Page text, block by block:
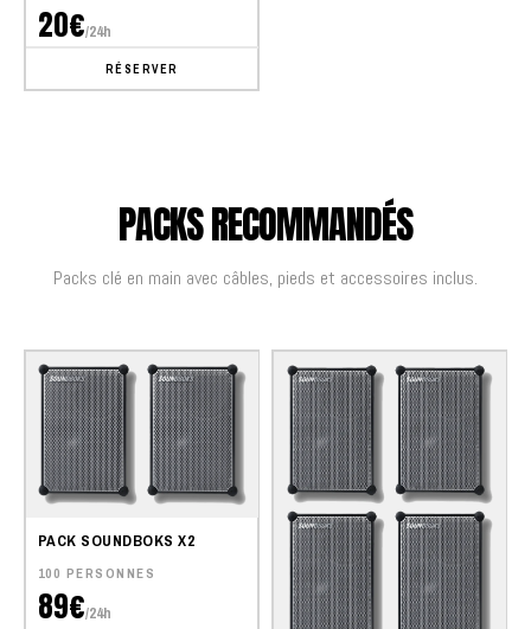
20€/24h
RÉSERVER
PACKS RECOMMANDÉS
Packs clé en main avec câbles, pieds et accessoires inclus.
PACK SOUNDBOKS X2
100 PERSONNES
89€/24h